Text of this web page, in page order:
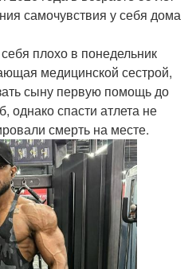
самочувствия у себя дома
плохо в понедельник
медицинской сестрой,
сыну первую помощь до
однако спасти атлета не
смерть на месте.